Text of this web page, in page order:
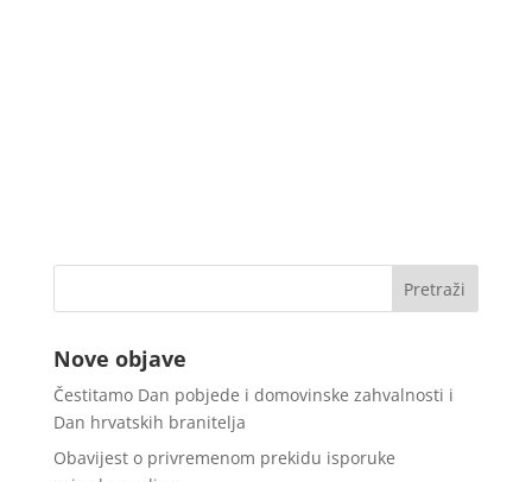
Nove objave
Čestitamo Dan pobjede i domovinske zahvalnosti i
Dan hrvatskih branitelja
Obavijest o privremenom prekidu isporuke